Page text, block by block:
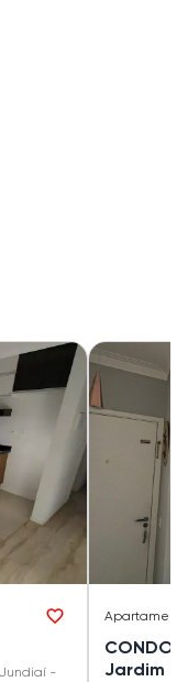
Jundiaí -
Jardim